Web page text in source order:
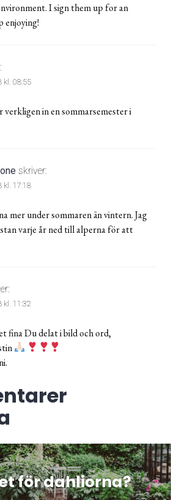
I sign them up for an
enjoying!
kl. 08:55
verkligen in en sommarsemester i
skriver:
kl. 17:18
mer under sommaren än vintern. Jag
varje år ned till alperna för att
kl. 11:32
fina Du delat i bild och ord,
för dahliorna?